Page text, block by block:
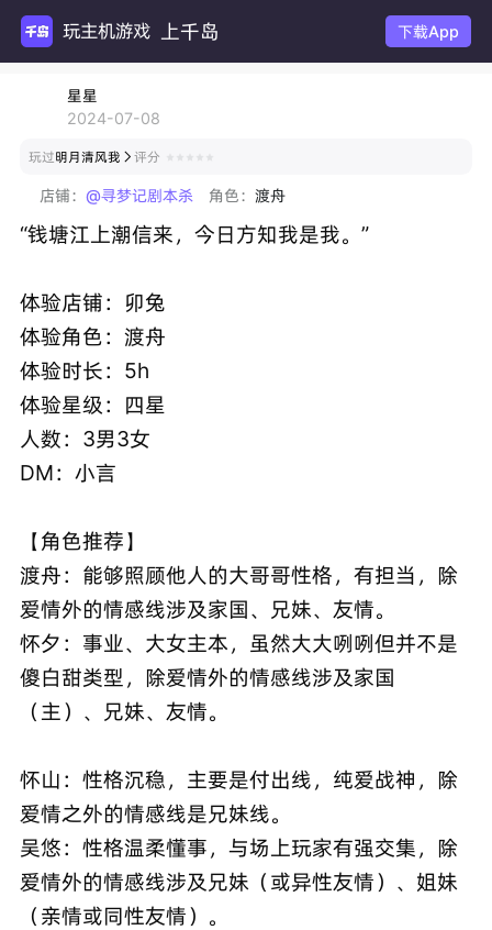
玩主 上千岛 下载App
星星
2024-07-08
玩过明月清风我  评分
店铺： @寻梦记剧本杀 角色：渡舟
“钱塘江上潮信来，今日方知我是我。”
体验店铺：卯兔
体验角色：渡舟
体验时长：5h
体验星级：四星
人数：3男3女
DM：小言
【角色推荐】
渡舟：能够照顾他人的大哥哥性格，有担当，除
爱情外的情感线涉及家国、兄妹、友情。
怀夕：事业、大女主本，虽然大大咧咧但并不是
傻白甜类型，除爱情外的情感线涉及家国
（主）、兄妹、友情。
怀山：性格沉稳，主要是付出线，纯爱战神，除
爱情之外的情感线是兄妹线。
吴悠：性格温柔懂事，与场上玩家有强交集，除
爱情外的情感线涉及兄妹（或异性友情）、姐妹
（亲情或同性友情）。